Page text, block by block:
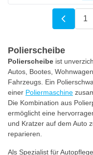
1
Polierscheibe
Polierscheibe ist
Autos, Bootes,
Fahrzeugs. Ein
einer Poliermaschine
Die Kombination aus
ermöglicht eine
und Kratzer auf dem Auto
reparieren.
Als Spezialist für